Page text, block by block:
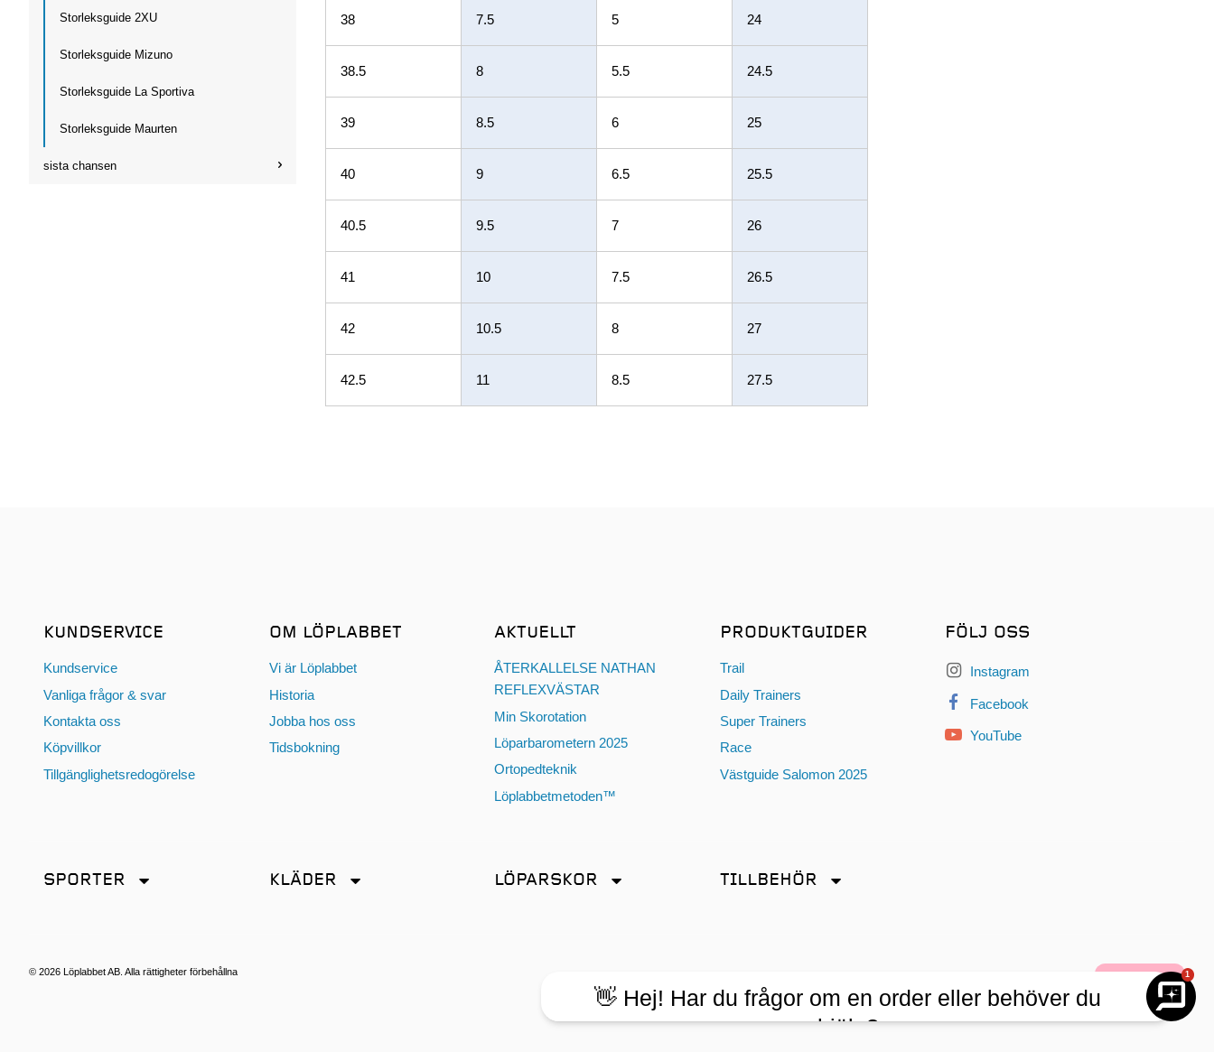
Storleksguide 2XU
Storleksguide Mizuno
Storleksguide La Sportiva
Storleksguide Maurten
sista chansen
38 7.5 5 24
38.5 8 5.5 24.5
39 8.5 6 25
40 9 6.5 25.5
40.5 9.5 7 26
41 10 7.5 26.5
42 10.5 8 27
42.5 11 8.5 27.5
KUNDSERVICE
Kundservice
Vanliga frågor & svar
Kontakta oss
Köpvillkor
Tillgänglighetsredogörelse
OM LÖPLABBET
Vi är Löplabbet
Historia
Jobba hos oss
Tidsbokning
AKTUELLT
ÅTERKALLELSE NATHAN
REFLEXVÄSTAR
Min Skorotation
Löparbarometern 2025
Ortopedteknik
Löplabbetmetoden™
PRODUKTGUIDER
Trail
Daily Trainers
Super Trainers
Race
Västguide Salomon 2025
FÖLJ OSS
Instagram
Facebook
YouTube
SPORTER
Terränglöpning
KLÄDER LÖPARSKOR TILLBEHÖR
Hörlurar
Klockor och tillbehör
© 2026 Löplabbet AB. Alla rättigheter förbehållna 1
👋 Hej! Har du frågor om en order eller behöver du
hjälp?